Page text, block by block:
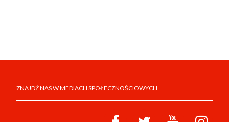
ZNAJDŹ NAS W MEDIACH SPOŁECZNOŚCIOWYCH